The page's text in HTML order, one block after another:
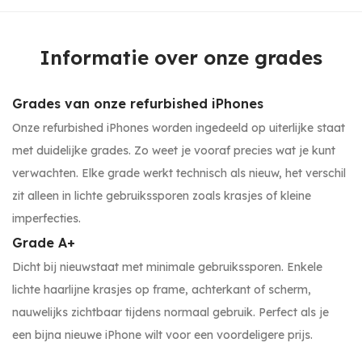
Informatie over onze grades
Grades van onze refurbished iPhones
Onze refurbished iPhones worden ingedeeld op uiterlijke staat
met duidelijke grades. Zo weet je vooraf precies wat je kunt
verwachten. Elke grade werkt technisch als nieuw, het verschil
zit alleen in lichte gebruikssporen zoals krasjes of kleine
imperfecties.
Grade A+
Dicht bij nieuwstaat met minimale gebruikssporen. Enkele
lichte haarlijne krasjes op frame, achterkant of scherm,
nauwelijks zichtbaar tijdens normaal gebruik. Perfect als je
een bijna nieuwe iPhone wilt voor een voordeligere prijs.